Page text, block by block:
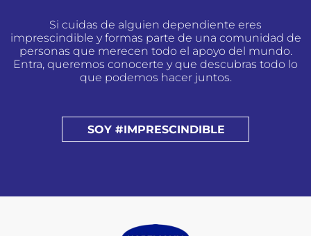
Si cuidas de alguien dependiente eres
imprescindible y formas parte de una comunidad de
personas que merecen todo el apoyo del mundo.
Entra, queremos conocerte y que descubras todo lo
que podemos hacer juntos.
SOY #IMPRESCINDIBLE